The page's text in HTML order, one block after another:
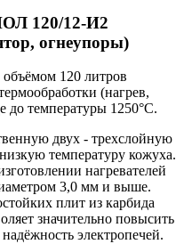
120/12-И2
огнеупоры)
120 литров
(нагрев,
до температуры 1250°C.
двух - трехслойную
температуру кожуха.
нагревателей
3,0 мм и выше.
плит из карбида
значительно повысить
электропечей.